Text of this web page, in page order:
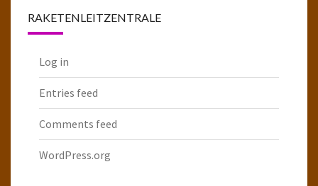
RAKETENLEITZENTRALE
Log in
Entries feed
Comments feed
WordPress.org